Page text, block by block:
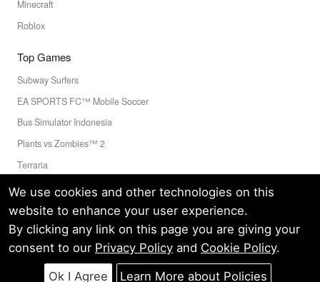
We use cookies and other technologies on this
website to enhance your user experience.
By clicking any link on this page you are giving your
consent to our Privacy Policyand Cookie Policy.
Learn More about Policies
Ok I Agree
Minecraft
Roblox
Top Games
Subway Surfers
EA SPORTS FC™ Mobile Soccer
Bus Simulator Indonesia
Plants vs Zombies™ 2
Terraria
Toca Boca World
Privacy Policy Terms of Service
Cookie
© LELEAPPS PTE.LTD.(CRN: 202336058D) All Rights Reserved.
60 PAYA LEBAR ROAD #07-54 PAYA LEBAR SQUARE SINGAPORE